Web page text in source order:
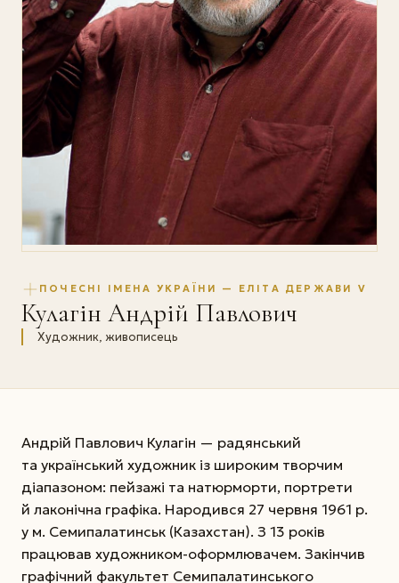
ПОЧЕСНІ ІМЕНА УКРАЇНИ — ЕЛІТА ДЕРЖАВИ V
Кулагін Андрій Павлович
Художник, живописець
Андрій Павлович Кулагін — радянський
та український художник із широким творчим
діапазоном: пейзажі та натюрморти, портрети
й лаконічна графіка. Народився 27 червня 1961 р.
у м. Семи­па­латинськ (Казахстан). З 13 років
працював ху­дож­ни­ком-оформлювачем. Закінчив
графічний фа­куль­тет Семипалатинського